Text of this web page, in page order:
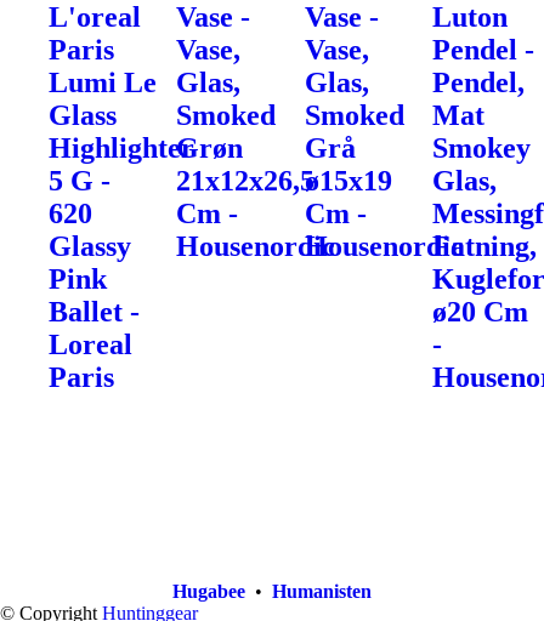
L'oreal
Paris
Lumi Le
Glass
Highlighter
5 G -
620
Glassy
Pink
Ballet -
Loreal
Paris
Vase -
Vase,
Glas,
Smoked
Grøn
21x12x26,5
Cm -
Housenordic
Vase -
Vase,
Glas,
Smoked
Grå
ø15x19
Cm -
Housenordic
Luton
Pendel -
Pendel,
Mat
Smokey
Glas,
Fatning,
ø20 Cm
-
Hugabee• Humanisten
© Copyright Huntinggear